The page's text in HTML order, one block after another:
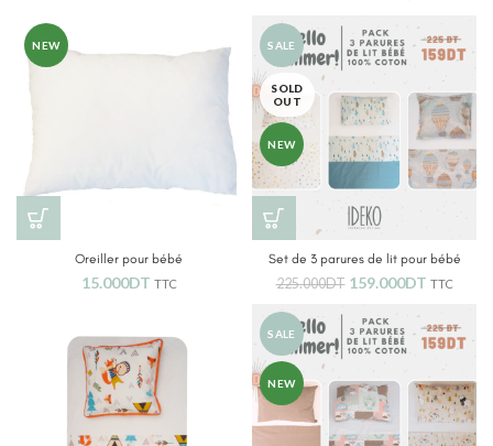
NEW
Oreiller pour bébé
15.000DT TTC
SALE
SOLD
OUT
NEW
Set de 3 parures de lit pour bébé
225.000DT 159.000DT TTC
SALE
NEW